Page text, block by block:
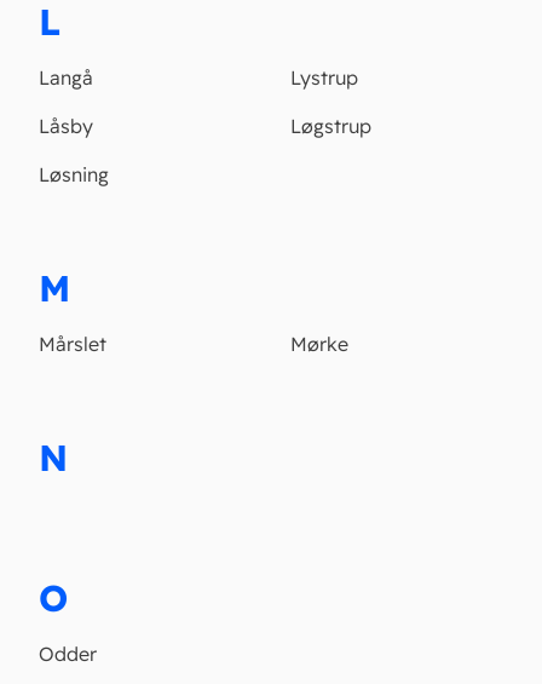
L
Langå
Lystrup
Låsby
Løgstrup
Løsning
M
Mårslet Mørke
N
O
Odder